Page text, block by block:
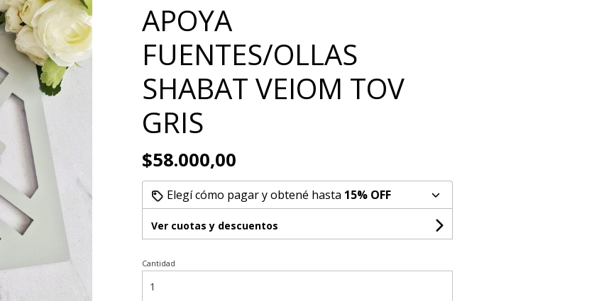
APOYA
FUENTES/OLLAS
SHABAT VEIOM TOV
GRIS
$58.000,00
Elegí cómo pagar y obtené hasta 15% OFF
Ver cuotas y descuentos
Cantidad